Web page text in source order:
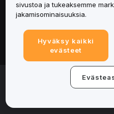
Tuotteet
Lakiasiat
© 2025-2026 Bybit.eu.
sivustoa ja tukeaksemme
jakamisominaisuuksia.
Hyväksy kaikki
evästeet